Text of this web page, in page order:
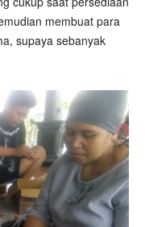
membuat para
supaya sebanyak